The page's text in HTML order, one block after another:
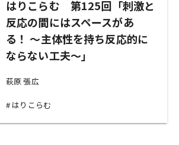
はりこらむ 第125回「刺激と
反応の間にはスペースがあ
る！ ～主体性を持ち反応的に
ならない工夫～」
萩原 張広
はりこらむ